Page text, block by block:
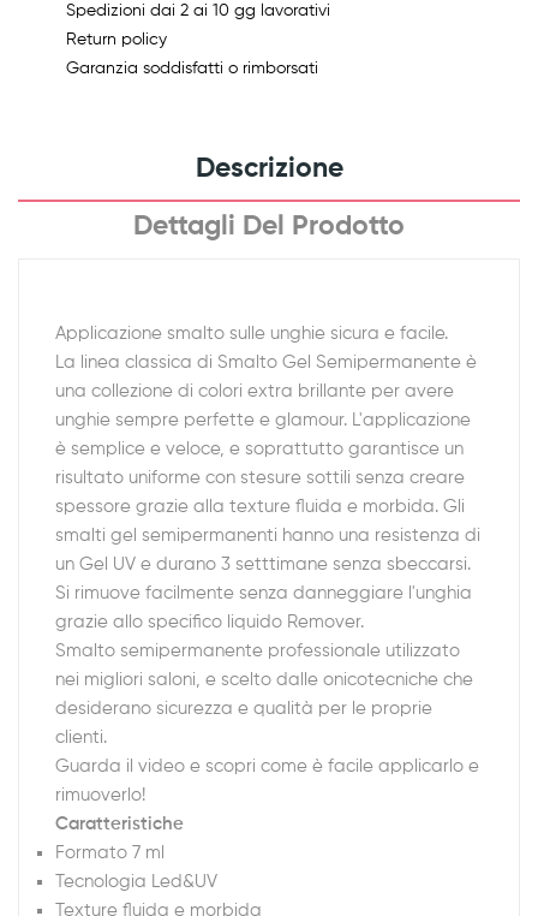
Spedizioni dai 2 ai 10 gg lavorativi
Return policy
Garanzia soddisfatti o rimborsati
Descrizione
Dettagli Del Prodotto
Applicazione smalto sulle unghie sicura e facile.
La linea classica di Smalto Gel Semipermanente è
una collezione di colori extra brillante per avere
unghie sempre perfette e glamour. L'applicazione
è semplice e veloce, e soprattutto garantisce un
risultato uniforme con stesure sottili senza creare
spessore grazie alla texture fluida e morbida. Gli
smalti gel semipermanenti hanno una resistenza di
un Gel UV e durano 3 setttimane senza sbeccarsi.
Si rimuove facilmente senza danneggiare l'unghia
grazie allo specifico liquido Remover.
Smalto semipermanente professionale utilizzato
nei migliori saloni, e scelto dalle onicotecniche che
desiderano sicurezza e qualità per le proprie
clienti.
Guarda il video e scopri come è facile applicarlo e
rimuoverlo!
Caratteristiche
Formato 7 ml
Tecnologia Led&UV
Texture fluida e morbida